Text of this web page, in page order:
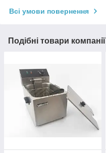
Всі умови повернення
Подібні товари компанії